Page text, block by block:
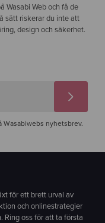
Wasabi Web och få de
sätt riskerar du inte att
design och säkerhet.
Wasabiwebs nyhetsbrev.
för ett brett urval av
och onlinestrategier
Ring oss för att ta första